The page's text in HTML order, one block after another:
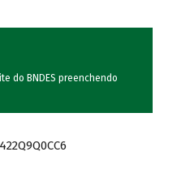
do BNDES preenchendo